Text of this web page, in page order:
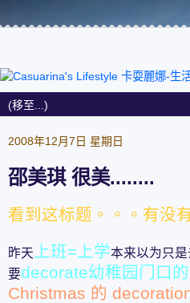
2008年12月7日 星期日
邵美琪 很美........
看到这标题。。。有没
昨天 上班=上学本来以为只
要decorate幼稚园门口
Christmas 的